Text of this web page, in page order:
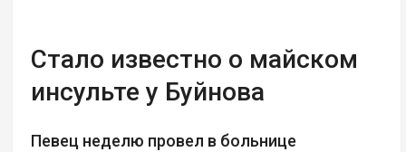
Стало известно о майском
инсульте у Буйнова
Певец неделю провел в больнице